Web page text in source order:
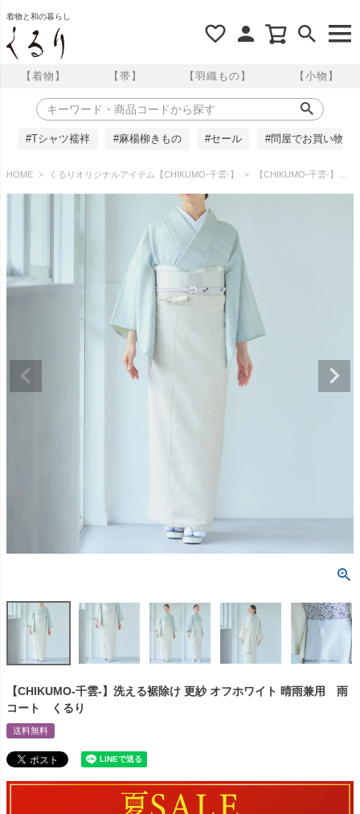
着物と和の暮らし
【着物】 【帯】 【羽織もの】 【小物】
#Tシャツ襦袢 #麻楊柳きもの #セール #問屋でお買い物
HOME くるりオリジナルアイテム【CHIKUMO-千雲-】 【CHIKUMO-千雲-】洗える裾除け 更紗 オフホワイト 晴雨兼用 雨コート くるり
【CHIKUMO-千雲-】洗える裾除け 更紗 オフホワイト 晴雨兼用 雨
コート くるり
送料無料